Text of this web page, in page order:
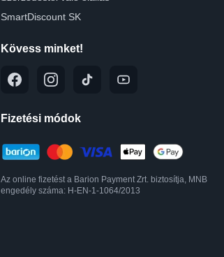
SmartDiscount SK
Kövess minket!
Fizetési módok
Az online fizetést a Barion Payment Zrt. biztosítja, MNB
engedély száma: H-EN-1-1064/2013